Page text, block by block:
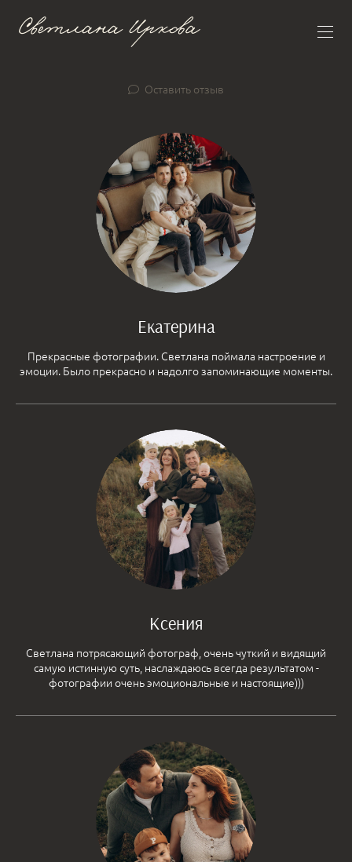
Оставить отзыв
Екатерина
Прекрасные фотографии. Светлана поймала настроение и
эмоции. Было прекрасно и надолго запоминающие моменты.
Ксения
Светлана потрясающий фотограф, очень чуткий и видящий
самую истинную суть, наслаждаюсь всегда результатом -
фотографии очень эмоциональные и настоящие)))